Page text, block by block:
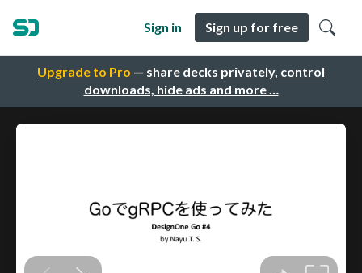
Upgrade to Pro — share decks privately, control
downloads, hide ads and more …
Sign in Sign up for free